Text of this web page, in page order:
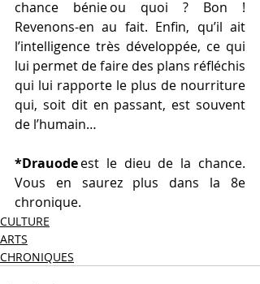
chance bénie ou quoi ? Bon !
Revenons-en au fait. Enfin, qu’il ait
l’intelligence très développée, ce qui
lui permet de faire des plans réfléchis
qui lui rapporte le plus de nourriture
qui, soit dit en passant, est souvent
de l’humain…
*Drauode est le dieu de la chance.
Vous en saurez plus dans la 8e
chronique.
CULTURE
ARTS
CHRONIQUES